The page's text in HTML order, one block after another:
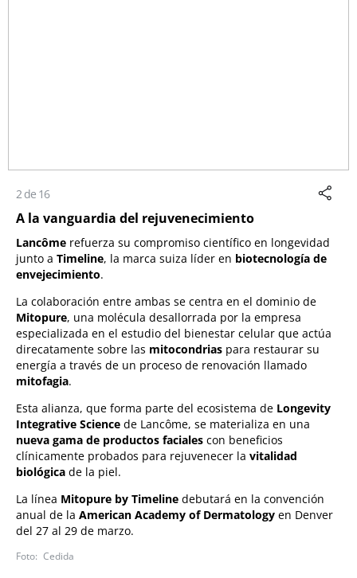
2 de 16
A la vanguardia del rejuvenecimiento
Lancôme refuerza su compromiso científico en longevidad
junto a Timeline, la marca suiza líder en biotecnología de
envejecimiento.
La colaboración entre ambas se centra en el dominio de
Mitopure, una molécula desallorrada por la empresa
especializada en el estudio del bienestar celular que actúa
direcatamente sobre las mitocondrias para restaurar su
energía a través de un proceso de renovación llamado
mitofagia.
Esta alianza, que forma parte del ecosistema de Longevity
Integrative Science de Lancôme, se materializa en una
nueva gama de productos faciales con beneficios
clínicamente probados para rejuvenecer la vitalidad
biológica de la piel.
La línea Mitopure by Timeline debutará en la convención
anual de la American Academy of Dermatology en Denver
del 27 al 29 de marzo.
Cedida